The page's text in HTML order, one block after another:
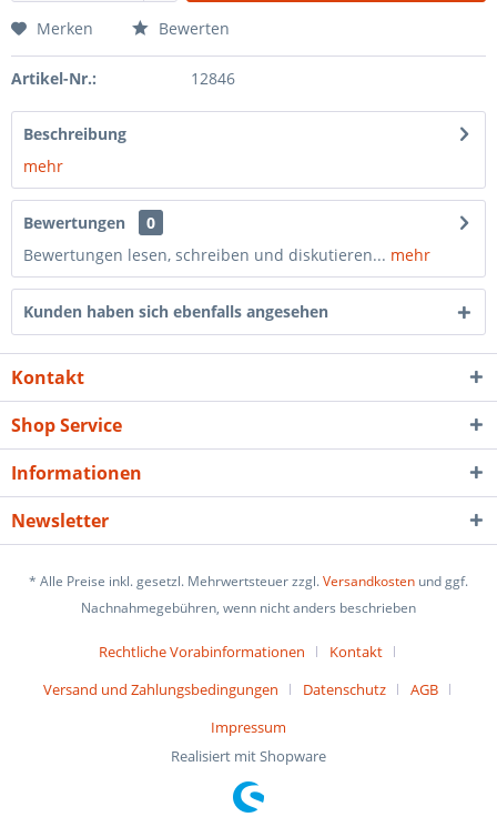
Merken Bewerten
Artikel-Nr.: 12846
Beschreibung
mehr
Bewertungen
0
Bewertungen lesen, schreiben und diskutieren... mehr
Kunden haben sich ebenfalls angesehen
Kontakt
Shop Service
Informationen
Newsletter
* Alle Preise inkl. gesetzl. Mehrwertsteuer zzgl.Versandkosten und ggf.
Nachnahmegebühren, wenn nicht anders beschrieben
Rechtliche Vorabinformationen
Kontakt
Versand und Zahlungsbedingungen
Datenschutz
AGB
Impressum
Realisiert mit Shopware